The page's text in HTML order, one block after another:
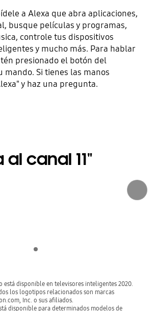
a Alexa que abra aplicaciones,
busque películas y programas,
controle tus dispositivos
y mucho más. Para hablar
presionado el botón del
mando. Si tienes las manos
y haz una pregunta.
canal 11"
está disponible en televisores inteligentes 2020.
los logotipos relacionados son marcas
Inc. o sus afiliados.
disponible para determinados modelos de